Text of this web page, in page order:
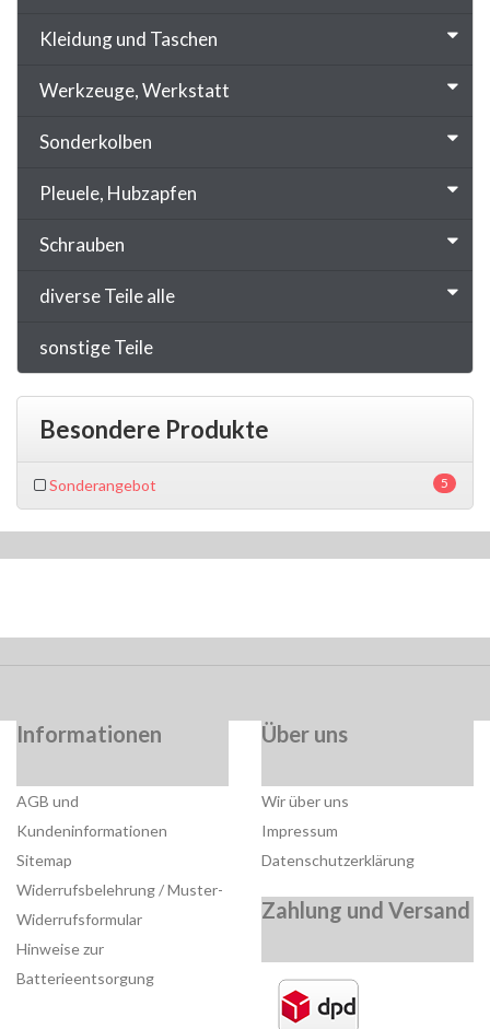
Kleidung und Taschen
Werkzeuge, Werkstatt
Sonderkolben
Pleuele, Hubzapfen
Schrauben
diverse Teile alle
sonstige Teile
Besondere Produkte
5
Sonderangebot
Informationen
AGB und
Kundeninformationen
Sitemap
Widerrufsbelehrung / Muster-
Widerrufsformular
Hinweise zur
Batterieentsorgung
Über uns
Wir über uns
Impressum
Datenschutzerklärung
Zahlung und Versand